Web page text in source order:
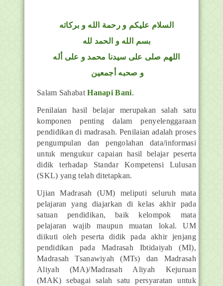
السلام عليكم و رحمة الله و بركاته
بسم الله و الحمد لله
اللهم صلى على سيدنا محمد و على أله
و صحبه أجمعين
Salam Sahabat Hanapi Bani.
Penilaian hasil belajar merupakan salah satu
komponen penting dalam penyelenggaraan
pendidikan di madrasah. Penilaian adalah proses
pengumpulan dan pengolahan data/informasi
untuk mengukur capaian hasil belajar peserta
didik terhadap Standar Kompetensi Lulusan
(SKL) yang telah ditetapkan.
Ujian Madrasah (UM) meliputi seluruh mata
pelajaran yang diajarkan di kelas akhir pada
satuan pendidikan, baik kelompok mata
pelajaran wajib maupun muatan lokal. UM
diikuti oleh peserta didik pada akhir jenjang
pendidikan pada Madrasah Ibtidaiyah (MI),
Madrasah Tsanawiyah (MTs) dan Madrasah
Aliyah (MA)/Madrasah Aliyah Kejuruan
(MAK) sebagai salah satu persyaratan untuk